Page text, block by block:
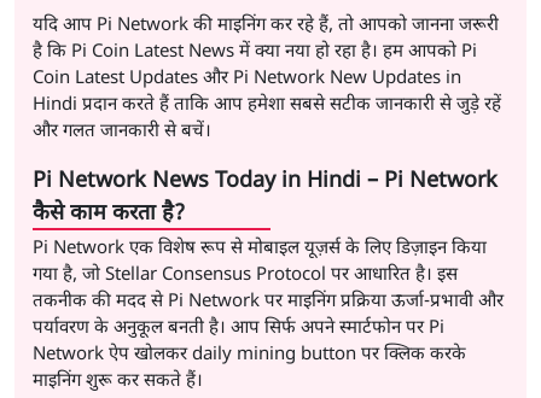
यदि आप Pi Network की माइनिंग कर रहे हैं, तो आपको जानना जरूरी
है कि Pi Coin Latest News में क्या नया हो रहा है। हम आपको Pi
Coin Latest Updates और Pi Network New Updates in
Hindi प्रदान करते हैं ताकि आप हमेशा सबसे सटीक जानकारी से जुड़े रहें
और गलत जानकारी से बचें।
Pi Network News Today in Hindi – Pi Network
कैसे काम करता है?
Pi Network एक विशेष रूप से मोबाइल यूज़र्स के लिए डिज़ाइन किया
गया है, जो Stellar Consensus Protocol पर आधारित है। इस
तकनीक की मदद से Pi Network पर माइनिंग प्रक्रिया ऊर्जा-प्रभावी और
पर्यावरण के अनुकूल बनती है। आप सिर्फ अपने स्मार्टफोन पर Pi
Network ऐप खोलकर daily mining button पर क्लिक करके
माइनिंग शुरू कर सकते हैं।